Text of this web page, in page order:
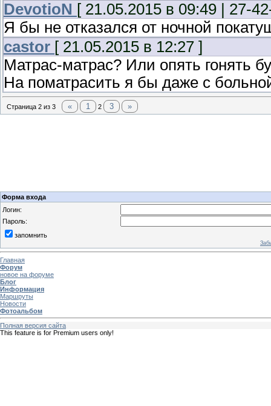
DevotioN [ 21.05.2015 в 09:49 | 27-
Я бы не отказался от ночной
castor [ 21.05.2015 в 12:27 ]
Матрас-матрас? Или опять гонять
На поматрасить я бы даже с
Страница 2 из 3 « 1 2 3 »
Форма входа
Логин:
Пароль:
запомнить
Главная
Форум
новое на форуме
Блог
Информация
Маршруты
Новости
Фотоальбом
Полная версия сайта
This feature is for Premium users only!